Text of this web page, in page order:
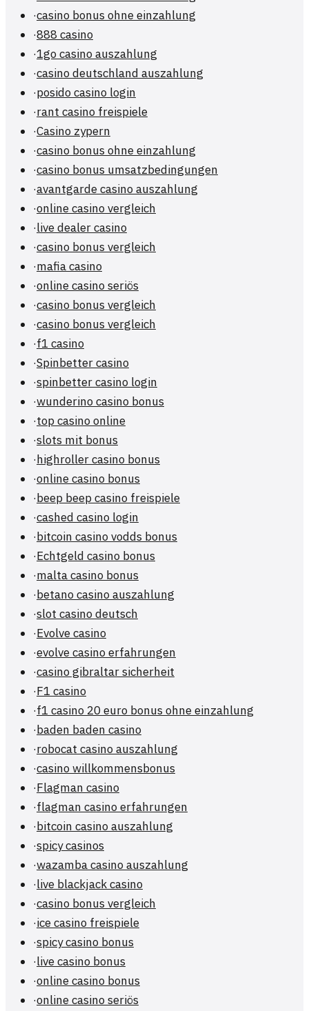
·casino bonus ohne einzahlung
·888 casino
·1go casino auszahlung
·casino deutschland auszahlung
·posido casino login
·rant casino freispiele
·Casino zypern
·casino bonus ohne einzahlung
·casino bonus umsatzbedingungen
·avantgarde casino auszahlung
·online casino vergleich
·live dealer casino
·casino bonus vergleich
·mafia casino
·online casino seriös
·casino bonus vergleich
·casino bonus vergleich
·f1 casino
·Spinbetter casino
·spinbetter casino login
·wunderino casino bonus
·top casino online
·slots mit bonus
·highroller casino bonus
·online casino bonus
·beep beep casino freispiele
·cashed casino login
·bitcoin casino vodds bonus
·Echtgeld casino bonus
·malta casino bonus
·betano casino auszahlung
·slot casino deutsch
·Evolve casino
·evolve casino erfahrungen
·casino gibraltar sicherheit
·F1 casino
·f1 casino 20 euro bonus ohne einzahlung
·baden baden casino
·robocat casino auszahlung
·casino willkommensbonus
·Flagman casino
·flagman casino erfahrungen
·bitcoin casino auszahlung
·spicy casinos
·wazamba casino auszahlung
·live blackjack casino
·casino bonus vergleich
·ice casino freispiele
·spicy casino bonus
·live casino bonus
·online casino bonus
·online casino seriös